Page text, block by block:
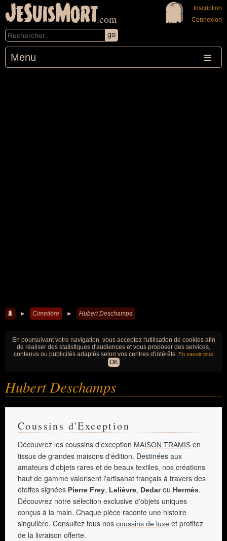
JeSuisMort.com
Menu
Inscription
Connexion
► Cimetière ► Hubert Deschamps
En poursuivant votre navigation, vous acceptez l'utilisation de cookies afin
de réaliser des statistiques d'audiences et vous proposer des services,
contenus ou publicités adaptés selon vos centres d'intérêts. En savoir plus
OK
Hubert Deschamps
Coussins d'Exception
Découvrez les coussins d'exception MAISON TRAMIS en
tissus de grandes maisons d'édition. Destinées aux
amateurs d'objets rares et de beaux textiles, nos créations
haut de gamme valorisent l'artisanat français à travers des
étoffes signées Pierre Frey, Lelièvre, Dedarou Hermès.
Découvrez notre sélection exclusive d'objets uniques
conçus à la main. Chaque pièce raconte une histoire
singulière. Consultez tous nos coussins de luxe et profitez
de la livraison offerte.